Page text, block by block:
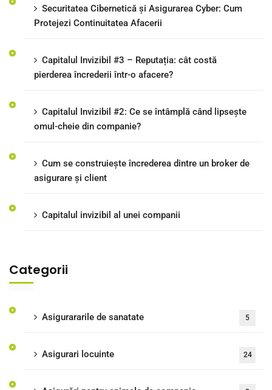
Securitatea Cibernetică și Asigurarea Cyber: Cum
Protejezi Continuitatea Afacerii
Capitalul Invizibil #3 – Reputația: cât costă
pierderea încrederii într-o afacere?
Capitalul Invizibil #2: Ce se întâmplă când lipsește
omul-cheie din companie?
Cum se construiește încrederea dintre un broker de
asigurare și client
Capitalul invizibil al unei companii
Categorii
Asigurararile de sanatate 5
Asigurari locuinte 24